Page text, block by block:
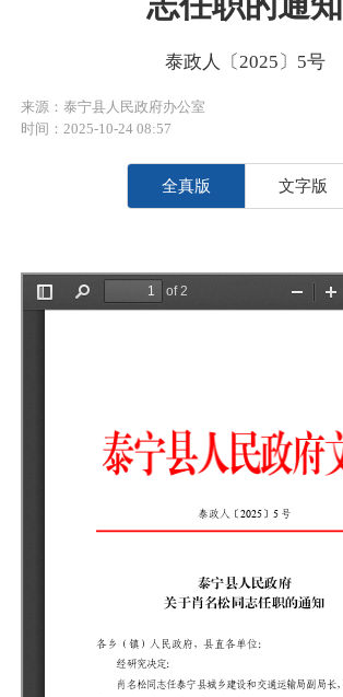
泰政人〔2025〕5号
来源：泰宁县人民政府办公室
时间：2025-10-24 08:57
全真版 文字版